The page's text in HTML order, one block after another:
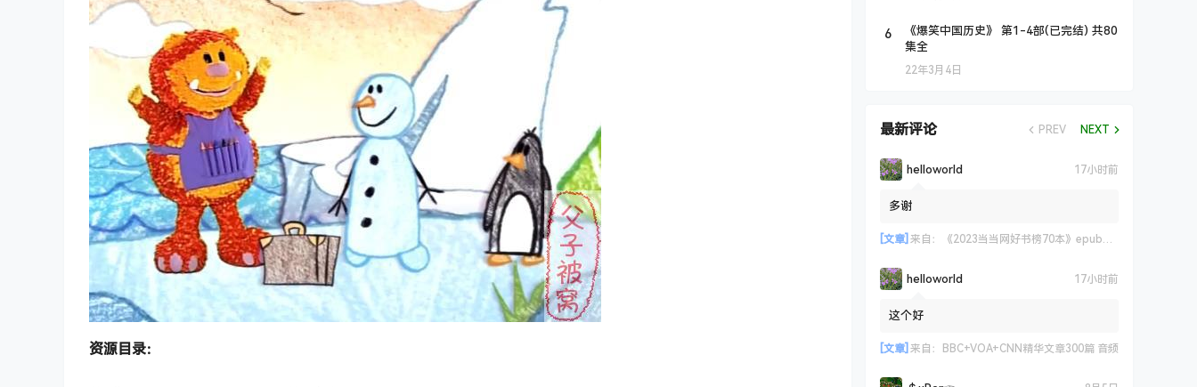
资源目录：
6
《爆笑中国历史》 第1-4部(已完结) 共80
集全
22年3月4日
最新评论 PREV NEXT
helloworld 17小时前
多谢
[文章] 来自： 《2023当当网好书榜70本》epub+azw3+mobi格式
helloworld 17小时前
这个好
[文章] 来自： BBC+VOA+CNN精华文章300篇 音频